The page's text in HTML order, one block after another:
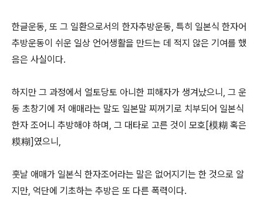
한글운동, 또 그 일환으로서의 한자추방운동, 특히 일본식 한자어
추방운동이 쉬운 일상 언어생활을 만드는 데 적지 않은 기여를 했
음은 사실이다.
하지만 그 과정에서 얼토당토 아니한 피해자가 생겨났으니, 그 운
동 초창기에 저 애매라는 말도 일본말 찌꺼기로 치부되어 일본식
한자 조어니 추방해야 하며, 그 대타로 고른 것이 모호[模糊 혹은
糢糊]였으니,
훗날 애매가 일본식 한자조어라는 말은 없어지기는 한 것으로 알
지만, 억단에 기초하는 추방은 또 다른 폭력이다.